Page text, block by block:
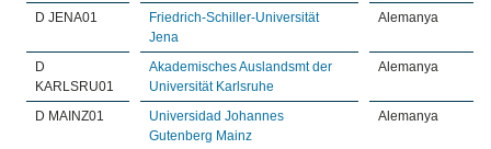
D JENA01
Friedrich-Schiller-Universität
Jena
Alemanya
D
KARLSRU01
Akademisches Auslandsmt der
Universität Karlsruhe
Alemanya
D MAINZ01
Universidad Johannes
Gutenberg Mainz
Alemanya